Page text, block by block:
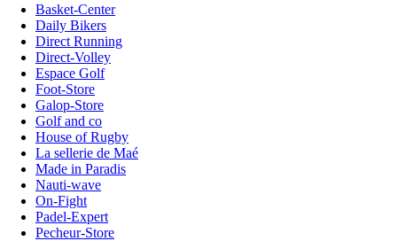
Basket-Center
Daily Bikers
Direct Running
Direct-Volley
Espace Golf
Foot-Store
Galop-Store
Golf and co
House of Rugby
La sellerie de Maé
Made in Paradis
Nauti-wave
On-Fight
Padel-Expert
Pecheur-Store